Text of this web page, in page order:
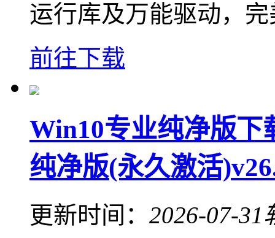
运行库及万能驱动，
前往下载
Win10专业纯净版下
纯净版(永久激活
更新时间： 2026-07-31